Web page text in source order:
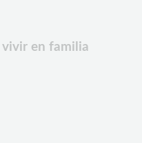
vivir en familia